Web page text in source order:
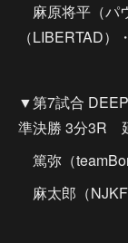
麻原将平（パ
（LIBERTAD）
▼第7試合
準決勝 3分3R
篤弥（
麻太郎（NJKF